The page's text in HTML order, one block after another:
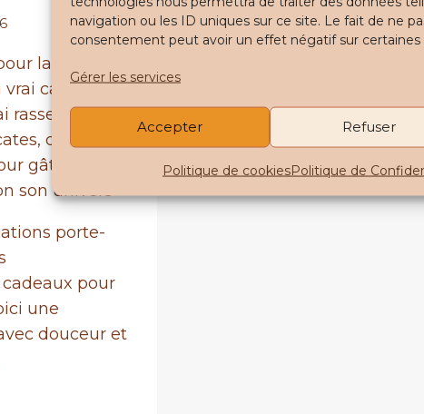
navigation ou les ID uniques sur ce site. Le fait de ne
consentement peut avoir un effet négatif sur certaines
Gérer les services
Accepter Refuser
Politique de cookiesPolitique de
la fête des
casse-tête.
rassemblé
colorées
gâter
son univers
porte-
pour
une
douceur et